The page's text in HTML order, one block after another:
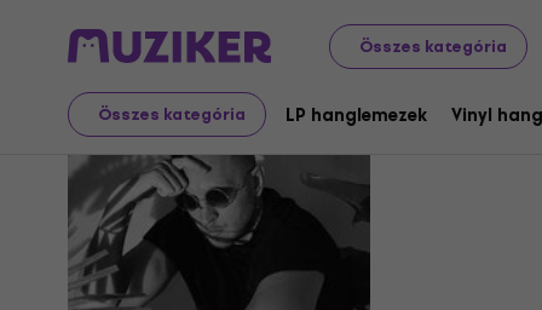
Összes kategória
Összes kategória LP hanglemezek Vinyl
Miami